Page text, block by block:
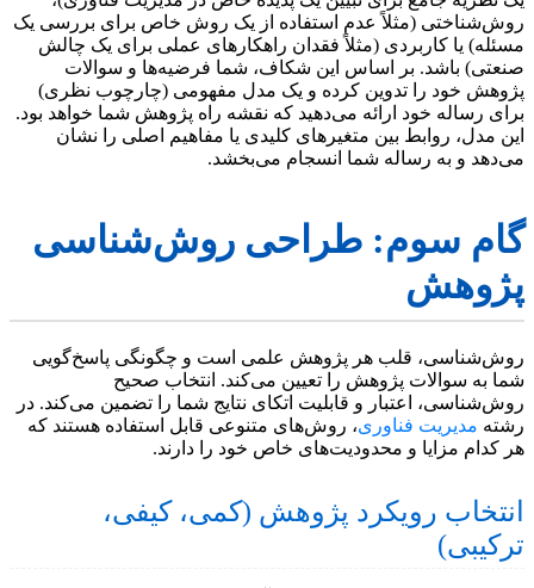
روش‌شناختی (مثلاً عدم استفاده از یک روش خاص برای بررسی یک
مسئله) یا کاربردی (مثلاً فقدان راهکارهای عملی برای یک چالش
صنعتی) باشد. بر اساس این شکاف، شما فرضیه‌ها و سوالات
پژوهش خود را تدوین کرده و یک مدل مفهومی (چارچوب نظری)
برای رساله خود ارائه می‌دهید که نقشه راه پژوهش شما خواهد بود.
این مدل، روابط بین متغیرهای کلیدی یا مفاهیم اصلی را نشان
می‌دهد و به رساله شما انسجام می‌بخشد.
گام سوم: طراحی روش‌شناسی
پژوهش
روش‌شناسی، قلب هر پژوهش علمی است و چگونگی پاسخ‌گویی
شما به سوالات پژوهش را تعیین می‌کند. انتخاب صحیح
روش‌شناسی، اعتبار و قابلیت اتکای نتایج شما را تضمین می‌کند. در
رشته مدیریت فناوری، روش‌های متنوعی قابل استفاده هستند که
هر کدام مزایا و محدودیت‌های خاص خود را دارند.
انتخاب رویکرد پژوهش (کمی، کیفی،
ترکیبی)